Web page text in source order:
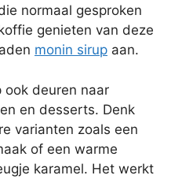
normaal gesproken
genieten van deze
monin sirup aan.
ook deuren naar
en desserts. Denk
varianten zoals een
of een warme
karamel. Het werkt